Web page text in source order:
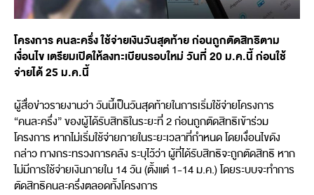
โครงการ คนละครึ่ง ใช้จ่ายเงินวันสุดท้าย ก่อนถูกตัดสิทธิตาม
เงื่อนไข เตรียมเปิดให้ลงทะเบียนรอบใหม่ วันที่ 20 ม.ค.นี้ ก่อนใช้
จ่ายได้ 25 ม.ค.นี้
ผู้สื่อข่าวรายงานว่า วันนี้เป็นวันสุดท้ายในการเริ่มใช้จ่ายโครงการ
“คนละครึ่ง” ของผู้ได้รับสิทธิในระยะที่ 2 ก่อนถูกตัดสิทธิเข้าร่วม
โครงการ หากไม่เริ่มใช้จ่ายภายในระยะเวลาที่กำหนด โดยเงื่อนไขดัง
กล่าว ทางกระทรวงการคลัง ระบุไว้ว่า ผู้ที่ได้รับสิทธิจะถูกตัดสิทธิ หาก
ไม่มีการใช้จ่ายเงินภายใน 14 วัน (ตั้งแต่ 1-14 ม.ค.) โดยระบบจะทำการ
ตัดสิทธิคนละครึ่งตลอดทั้งโครงการ